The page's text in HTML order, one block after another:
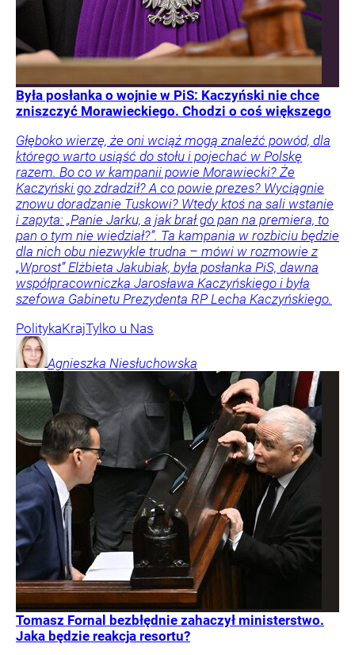
Była posłanka o wojnie w PiS: Kaczyński nie chce
zniszczyć Morawieckiego. Chodzi o coś większego
Głęboko wierzę, że oni wciąż mogą znaleźć powód, dla
którego warto usiąść do stołu i pojechać w Polskę
razem. Bo co w kampanii powie Morawiecki? Że
Kaczyński go zdradził? A co powie prezes? Wyciągnie
znowu doradzanie Tuskowi? Wtedy ktoś na sali wstanie
i zapyta: „Panie Jarku, a jak brał go pan na premiera, to
pan o tym nie wiedział?”. Ta kampania w rozbiciu będzie
dla nich obu niezwykle trudna – mówi w rozmowie z
„Wprost” Elżbieta Jakubiak, była posłanka PiS, dawna
współpracowniczka Jarosława Kaczyńskiego i była
szefowa Gabinetu Prezydenta RP Lecha Kaczyńskiego.
PolitykaKrajTylko u Nas
Agnieszka Niesłuchowska
Tomasz Fornal bezbłędnie zahaczył ministerstwo.
Jaka będzie reakcja resortu?